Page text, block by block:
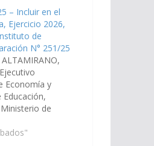
– Incluir en el
Ejercicio 2026,
de
N° 251/25
Economía y
de
la Provincia,…